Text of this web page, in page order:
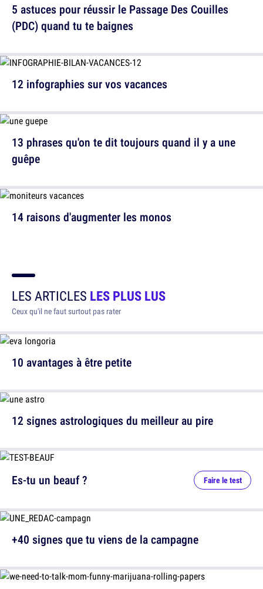
5 astuces pour réussir le Passage Des Couilles
(PDC) quand tu te baignes
13 phrases qu'on te dit toujours quand il y a une
guêpe
12 infographies sur vos vacances
14 raisons d'augmenter les monos
LES ARTICLES LES PLUS LUS
Ceux qu'il ne faut surtout pas rater
10 avantages à être petite
12 signes astrologiques du meilleur au pire
Es-tu un beauf ? Faire le test
+40 signes que tu viens de la campagne